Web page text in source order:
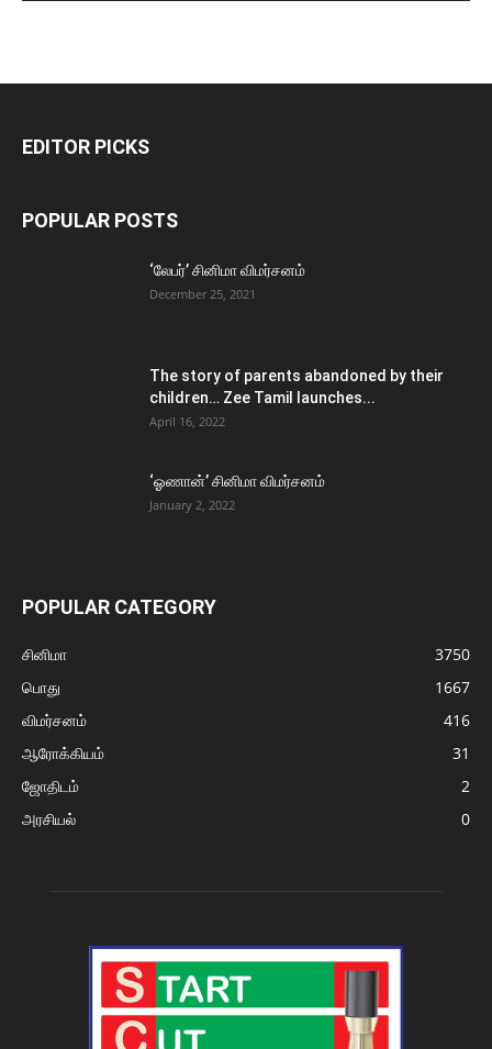
EDITOR PICKS
POPULAR POSTS
‘லேபர்’ சினிமா விமர்சனம்
December 25, 2021
The story of parents abandoned by their
children… Zee Tamil launches...
April 16, 2022
‘ஓணான்’ சினிமா விமர்சனம்
January 2, 2022
POPULAR CATEGORY
சினிமா
3750
பொது
1667
விமர்சனம்
416
ஆரோக்கியம்
31
ஜோதிடம்
2
அரசியல்
0